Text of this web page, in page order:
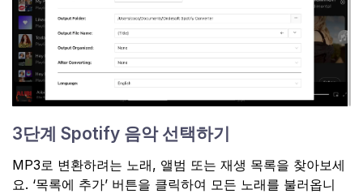
3단계 Spotify 음악 선택하기
MP3로 변환하려는 노래, 앨범 또는 재생 목록을 찾아보세
요. ‘목록에 추가’ 버튼을 클릭하여 모든 노래를 불러옵니